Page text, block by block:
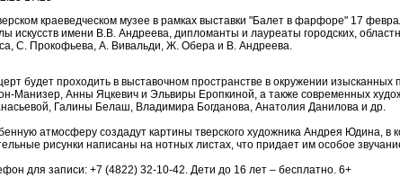
краеведческом музее в рамках выставки "Балет в фарфоре" 17
искусств имени В.В. Андреева, дипломанты и лауреаты городских,
С. Прокофьева, А. Вивальди, Ж. Обера и В. Андреева.
будет проходить в выставочном пространстве в окружении
Манизер, Анны Яцкевич и Эльвиры Еропкиной, а также современных
Галины Белаш, Владимира Богданова, Анатолия Данилова и др.
атмосферу создадут картины тверского художника Андрея Юдина, в
рисунки написаны на нотных листах, что придает им особое
для записи: +7 (4822) 32-10-42. Дети до 16 лет – бесплатно. 6+